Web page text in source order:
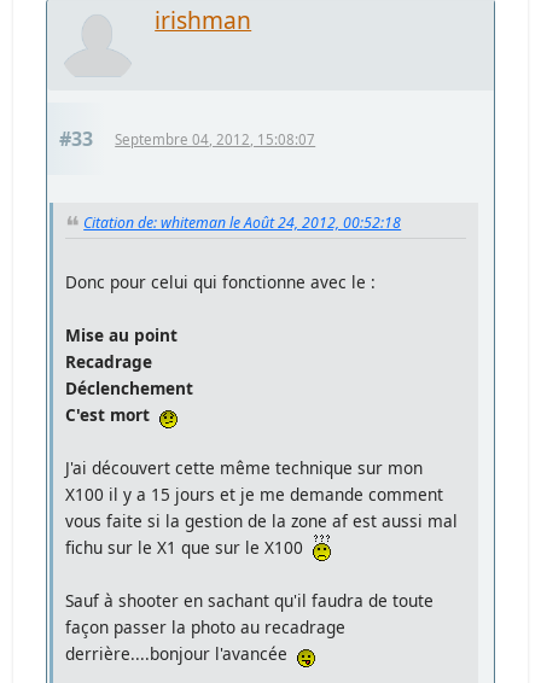
irishman
#33 Septembre 04, 2012, 15:08:07
Citation de: whiteman le Août 24, 2012, 00:52:18
Donc pour celui qui fonctionne avec le :
Mise au point
Recadrage
Déclenchement
C'est mort
J'ai découvert cette même technique sur mon
X100 il y a 15 jours et je me demande comment
vous faite si la gestion de la zone af est aussi mal
fichu sur le X1 que sur le X100
Sauf à shooter en sachant qu'il faudra de toute
façon passer la photo au recadrage
derrière....bonjour l'avancée